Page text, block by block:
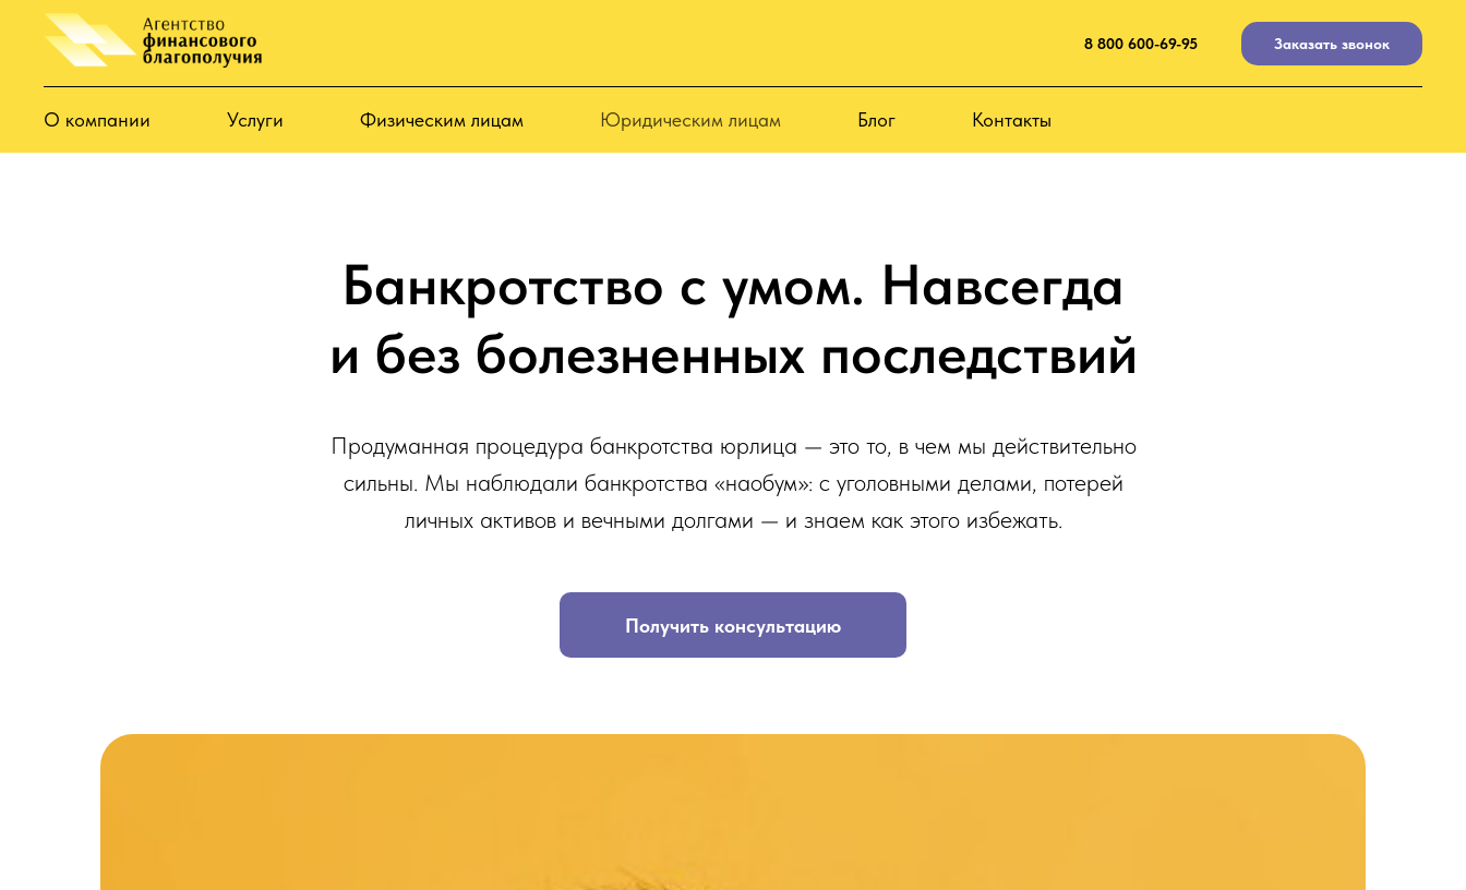
8 800 600-69-95 Заказать звонок
О компании Услуги Физическим лицам Юридическим лицам Блог Контакты
Банкротство с умом. Навсегда
и без болезненных последствий
Продуманная процедура банкротства юрлица — это то, в чем мы действительно
сильны. Мы наблюдали банкротства «наобум»: с уголовными делами, потерей
личных активов и вечными долгами — и знаем как этого избежать.
Получить консультацию